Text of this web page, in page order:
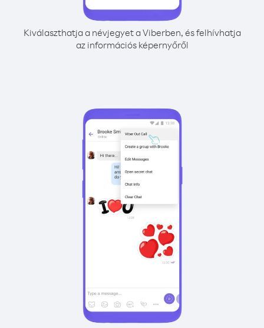
Kiválaszthatja a névjegyet a Viberben, és felhívhatja
az információs képernyőről